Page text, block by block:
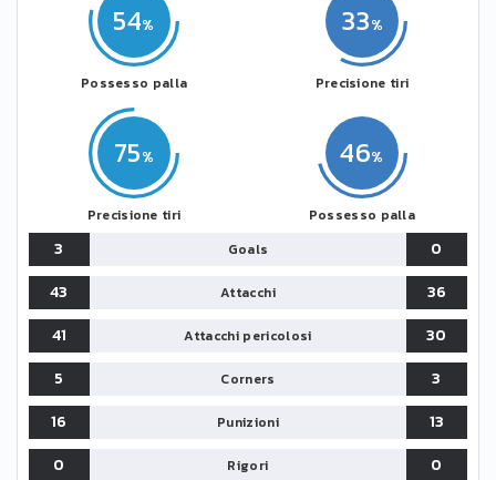
54
Possesso palla
75
Precisione tiri
46
Possesso palla
33
Precisione tiri
3 Goals
0
43
Attacchi
36
41
Attacchi pericolosi
30
5
Corners
3
16
Punizioni
13
0
Rigori 0